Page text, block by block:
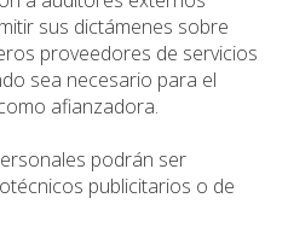
sus dictámenes sobre
proveedores de servicios
sea necesario para el
afianzadora.
podrán ser
publicitarios o de